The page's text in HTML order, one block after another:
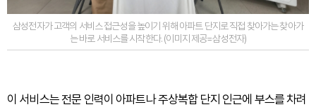
삼성전자가 고객의 서비스 접근성을 높이기 위해 아파트 단지로 직접 찾아가는 찾아가
는 바로 서비스를 시작한다. (이미지 제공=삼성전자)
이 서비스는 전문 인력이 아파트나 주상복합 단지 인근에 부스를 차려